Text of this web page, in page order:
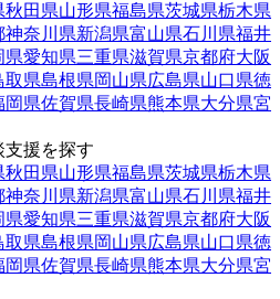
秋田県山形県福島県茨城県栃木県
神奈川県新潟県富山県石川県福井
県愛知県三重県滋賀県京都府大阪
取県島根県岡山県広島県山口県徳
岡県佐賀県長崎県熊本県大分県宮
援を探す
秋田県山形県福島県茨城県栃木県
神奈川県新潟県富山県石川県福井
県愛知県三重県滋賀県京都府大阪
取県島根県岡山県広島県山口県徳
岡県佐賀県長崎県熊本県大分県宮